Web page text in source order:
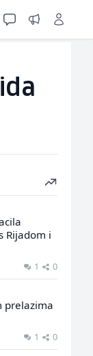
Rijadom i
1 0
prelazima
1 0